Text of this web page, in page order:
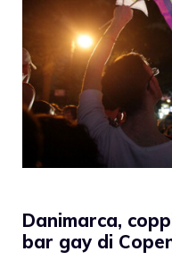
Danimarca,
bar gay di